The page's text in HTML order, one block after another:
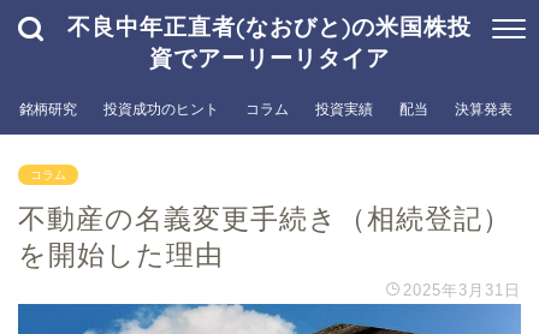
不良中年正直者(なおびと)の米国株投
資でアーリーリタイア
銘柄研究 投資成功のヒント コラム 投資実績 配当 決算発表
コラム
不動産の名義変更手続き（相続登記）
を開始した理由
2025年3月31日